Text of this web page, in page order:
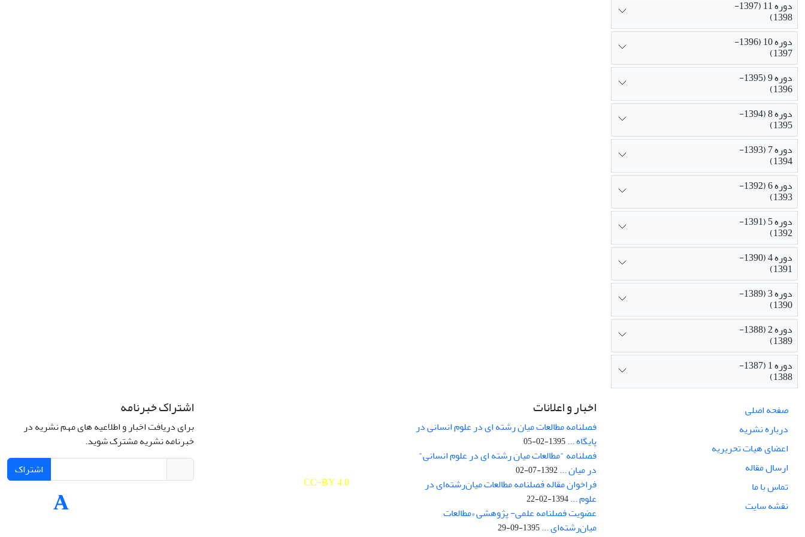
دوره 11 (1397-
1398)
دوره 10 (1396-
1397)
دوره 9 (1395-
1396)
دوره 8 (1394-
1395)
دوره 7 (1393-
1394)
دوره 6 (1392-
1393)
دوره 5 (1391-
1392)
دوره 4 (1390-
1391)
دوره 3 (1389-
1390)
دوره 2 (1388-
1389)
دوره 1 (1387-
1388)
صفحه اصلی
درباره نشریه
اعضای هیات تحریریه
ارسال مقاله
تماس با ما
نقشه سایت
اخبار و اعلانات
فصلنامه مطالعات میان رشته ای در علوم انسانی در
پایگاه ...1395-02-05
فصلنامه "مطالعات میان رشته ای در علوم انسانی"
در میان ...1392-07-02
فراخوان مقاله فصلنامه مطالعات میان‌رشته‌ای در
علوم ...1394-02-22
عضویت فصلنامه علمی- پژوهشی «مطالعات
میان‌رشته‌ای ...1395-09-29
CC-BY 4.0
اشتراک خبرنامه
برای دریافت اخبار و اطلاعیه های مهم نشریه در
خبرنامه نشریه مشترک شوید.
اشتراک